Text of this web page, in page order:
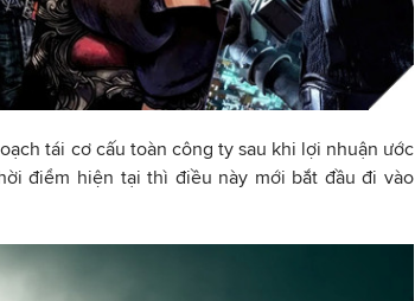
tái cơ cấu toàn công ty sau khi lợi nhuận ước
điểm hiện tại thì điều này mới bắt đầu đi vào